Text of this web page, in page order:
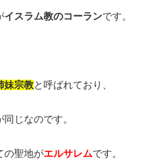
イスラム教のコーランです。
妹宗教と呼ばれており、
じなのです。
の聖地がエルサレムです。